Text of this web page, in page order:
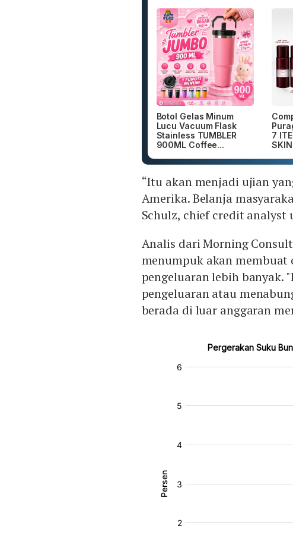
Botol Gelas Minum
Lucu Vacuum Flask
Stainless TUMBLER
900ML Coffee...
7
“Itu akan menjadi ujian
Amerika. Belanja
Schulz, chief credit analyst
Analis dari Morning
menumpuk akan
pengeluaran lebih banyak.
pengeluaran atau
berada di luar anggaran